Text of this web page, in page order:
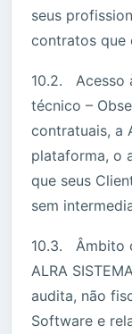
seus
contratos que
10.2. Acesso
técnico –
contratuais, a
plataforma, o
que seus
sem
10.3. Âmbito
ALRA
audita, não
Software e